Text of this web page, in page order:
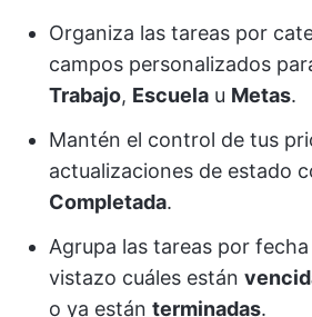
Organiza las tareas por
campos personalizados
Trabajo, Escuela u Metas.
Mantén el control de tus
actualizaciones de estado
Completada.
Agrupa las tareas por
vistazo cuáles están
o ya están terminadas.